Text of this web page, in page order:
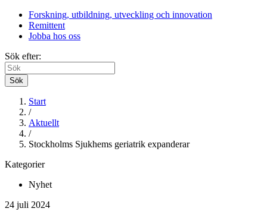
Forskning, utbildning, utveckling och innovation
Remittent
Jobba hos oss
Sök efter:
Sök
Start
/
Aktuellt
/
Stockholms Sjukhems geriatrik expanderar
Kategorier
Nyhet
24 juli 2024